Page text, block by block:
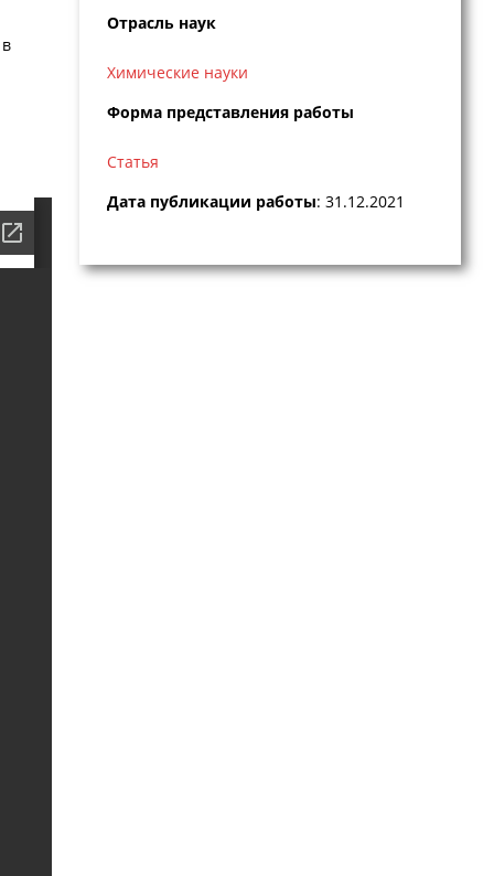
Отрасль наук
Химические науки
Форма представления работы
Статья
Дата публикации работы: 31.12.2021